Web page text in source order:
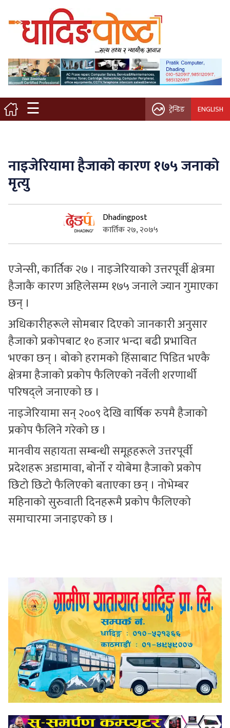
☰
मुख्य पृष्ठ
स्थानीय समाचार
विचार / ब्लग
नगर/गाउँ पालिका
कृषि/सहकारी
साहित्य / संस्कृति
सुचनाहरु
स्वास्थ्य
भिडियो
ट्रेन्डिङ ENGLISH
नाइजेरियामा हैजाको कारण १७५ जनाको
मृत्यु
Dhadingpost
कार्तिक २७, २०७५
एजेन्सी, कार्तिक २७ । नाइजेरियाको उत्तरपूर्वी क्षेत्रमा
हैजाकै कारण अहिलेसम्म १७५ जनाले ज्यान गुमाएका
छन् ।
अधिकारीहरूले सोमबार दिएको जानकारी अनुसार
हैजाको प्रकोपबाट १० हजार भन्दा बढी प्रभावित
भएका छन् । बोको हरामको हिंसाबाट पिडित भएकै
क्षेत्रमा हैजाको प्रकोप फैलिएको नर्वेली शरणार्थी
परिषद्ले जनाएको छ ।
नाइजेरियामा सन् २००९ देखि वार्षिक रुपमै हैजाको
प्रकोप फैलिने गरेको छ ।
मानवीय सहायता सम्बन्धी समूहहरूले उत्तरपूर्वी
प्रदेशहरू अडामावा, बोर्नो र योबेमा हैजाको प्रकोप
छिटो छिटो फैलिएको बताएका छन् । नोभेम्बर
महिनाको सुरुवाती दिनहरूमै प्रकोप फैलिएको
समाचारमा जनाइएको छ ।